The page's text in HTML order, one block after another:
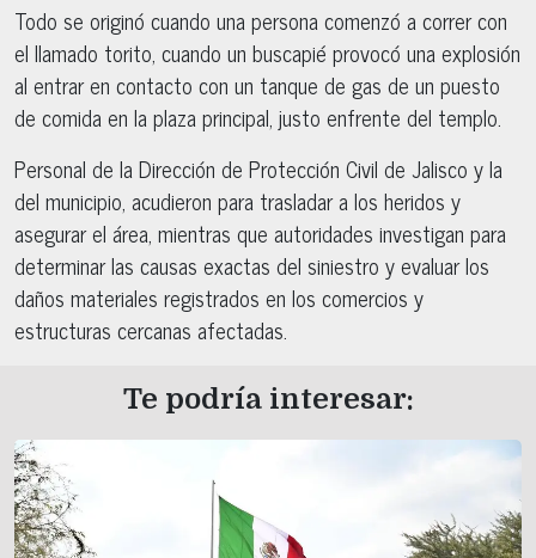
Todo se originó cuando una persona comenzó a correr con
el llamado torito, cuando un buscapié provocó una explosión
al entrar en contacto con un tanque de gas de un puesto
de comida en la plaza principal, justo enfrente del templo.
Personal de la Dirección de Protección Civil de Jalisco y la
del municipio, acudieron para trasladar a los heridos y
asegurar el área, mientras que autoridades investigan para
determinar las causas exactas del siniestro y evaluar los
daños materiales registrados en los comercios y
estructuras cercanas afectadas.
Te podría interesar: